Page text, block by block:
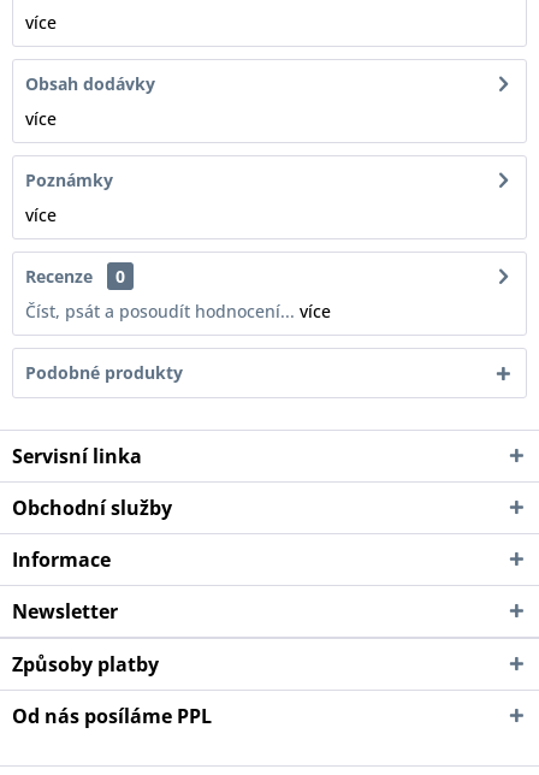
více
Obsah dodávky
více
Poznámky
více
Recenze
0
Číst, psát a posoudít hodnocení... více
Podobné produkty
Servisní linka
Obchodní služby
Informace
Newsletter
Způsoby platby
Od nás posíláme PPL